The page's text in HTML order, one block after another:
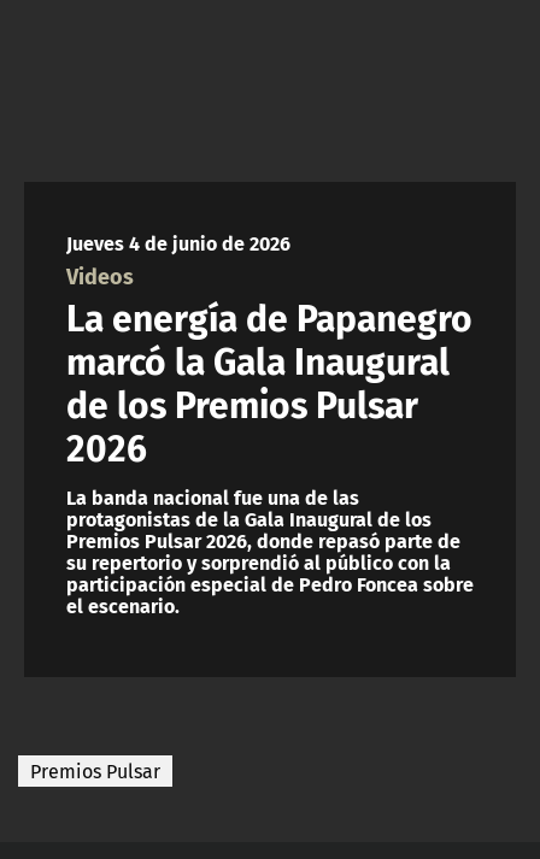
ÁREA DE PROYECTOS
Jueves 4 de junio de 2026
Videos
La energía de Papanegro
marcó la Gala Inaugural
de los Premios Pulsar
2026
La banda nacional fue una de las
protagonistas de la Gala Inaugural de los
Premios Pulsar 2026, donde repasó parte de
su repertorio y sorprendió al público con la
participación especial de Pedro Foncea sobre
el escenario.
Premios Pulsar